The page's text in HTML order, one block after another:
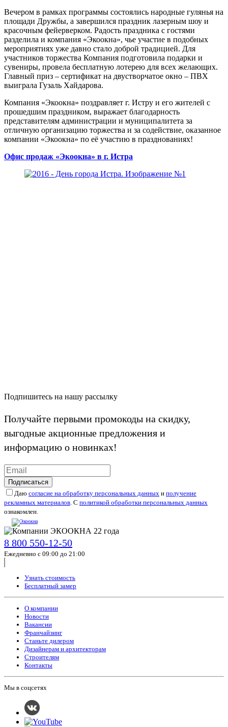
Вечером в рамках программы состоялись народные гулянья на
площади Дружбы, а завершился праздник лазерным шоу и
красочным фейерверком. Радость праздника с гостями
разделила и компания «Экоокна», чье участие в подобных
мероприятиях уже давно стало доброй традицией. Для
участников торжества Компания подготовила подарки и
сувениры, провела бесплатную лотерею для всех желающих.
Главный приз – сертификат на двустворчатое окно – ПВХ
выиграла Гузаль Хайдарова.
Компания «Экоокна» поздравляет г. Истру и его жителей с
прошедшим праздником, выражает благодарность
представителям администрации и муниципалитета за
отличную организацию торжества и за содействие, оказанное
компании «Экоокна» по её участию в празднованиях!
Офис продаж «Экоокна» в г. Истра
Подпишитесь на нашу рассылку
Получайте первыми промокоды на скидку,
выгодные акционные предложения и
информацию о новинках!
Подписаться
Даю согласие на обработку персональных данных и получение
рекламных материалов. С политикой обработки персональных данных
ознакомлен.
8 800 550-12-50
Ежедневно с 09:00 до 21:00
Узнать стоимость
Бесплатный замер
О компании
Новости
Вакансии
Франчайзинг
Станьте дилером
Дизайнерам и архитекторам
Строителям
Контакты
Мы в соцсетях